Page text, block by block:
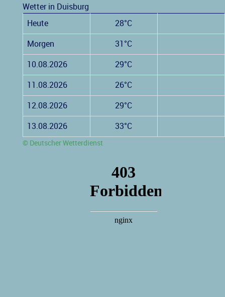
Wetter in Duisburg
Heute
28°C
Morgen 31°C
10.08.2026 29°C
11.08.2026 26°C
12.08.2026 29°C
13.08.2026 33°C
© Deutscher Wetterdienst